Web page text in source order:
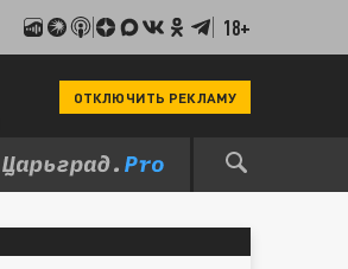
18+
ОТКЛЮЧИТЬ РЕКЛАМУ